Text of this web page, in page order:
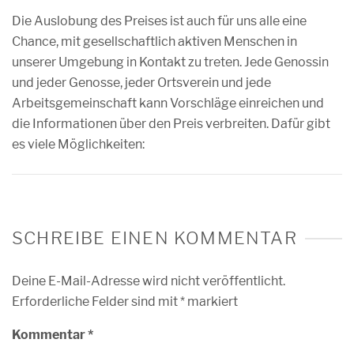
Die Auslobung des Preises ist auch für uns alle eine
Chance, mit gesellschaftlich aktiven Menschen in
unserer Umgebung in Kontakt zu treten. Jede Genossin
und jeder Genosse, jeder Ortsverein und jede
Arbeitsgemeinschaft kann Vorschläge einreichen und
die Informationen über den Preis verbreiten. Dafür gibt
es viele Möglichkeiten:
SCHREIBE EINEN KOMMENTAR
Deine E-Mail-Adresse wird nicht veröffentlicht.
Erforderliche Felder sind mit* markiert
Kommentar*